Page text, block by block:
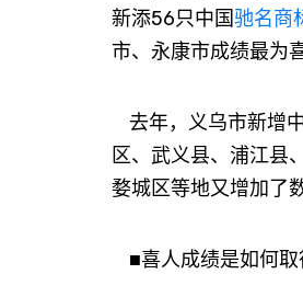
新添56只中国驰名商
市、永康市成绩最为
去年，义乌市新增
区、武义县、浦江县
婺城区等地又增加了
■喜人成绩是如何取